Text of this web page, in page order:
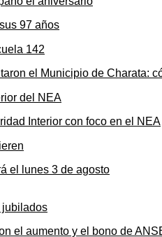
97 años
el Municipio de Charata:
Interior con foco en el NEA
el lunes 3 de agosto
el aumento y el bono de